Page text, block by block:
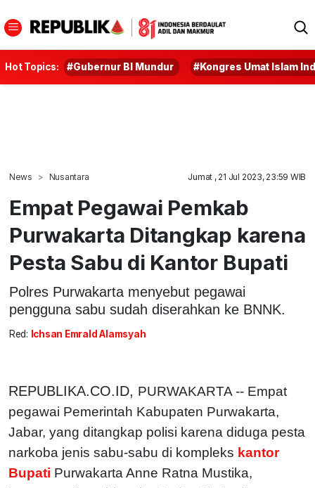
Hot Topics: #Gubernur BI Mundur #Kongres Umat Islam
News Nusantara Jumat , 21 Jul 2023, 23:59 WIB
Empat Pegawai Pemkab
Purwakarta Ditangkap karena
Pesta Sabu di Kantor Bupati
Polres Purwakarta menyebut pegawai
pengguna sabu sudah diserahkan ke BNNK.
Red: Ichsan Emrald Alamsyah
REPUBLIKA.CO.ID, PURWAKARTA -- Empat
pegawai Pemerintah Kabupaten Purwakarta,
Jabar, yang ditangkap polisi karena diduga pesta
narkoba jenis sabu-sabu di kompleks kantor
Bupati Purwakarta Anne Ratna Mustika,